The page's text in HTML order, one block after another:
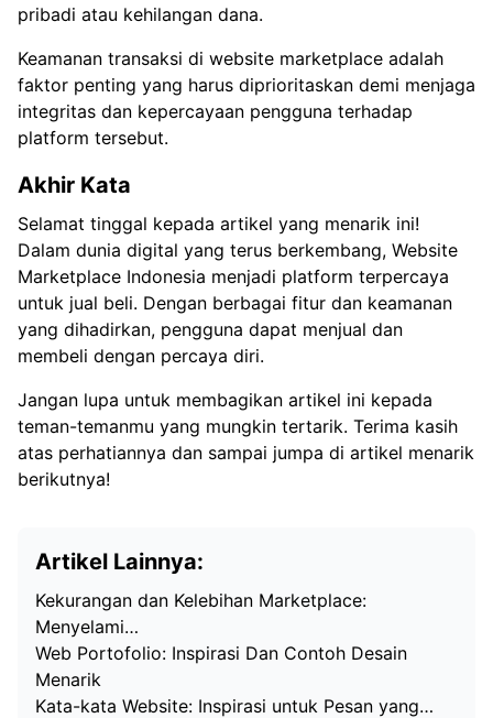
pribadi atau kehilangan dana.
Keamanan transaksi di website marketplace adalah
faktor penting yang harus diprioritaskan demi menjaga
integritas dan kepercayaan pengguna terhadap
platform tersebut.
Akhir Kata
Selamat tinggal kepada artikel yang menarik ini!
Dalam dunia digital yang terus berkembang, Website
Marketplace Indonesia menjadi platform terpercaya
untuk jual beli. Dengan berbagai fitur dan keamanan
yang dihadirkan, pengguna dapat menjual dan
membeli dengan percaya diri.
Jangan lupa untuk membagikan artikel ini kepada
teman-temanmu yang mungkin tertarik. Terima kasih
atas perhatiannya dan sampai jumpa di artikel menarik
berikutnya!
Artikel Lainnya:
Kekurangan dan Kelebihan Marketplace:
Menyelami…
Web Portofolio: Inspirasi Dan Contoh Desain
Menarik
Kata-kata Website: Inspirasi untuk Pesan yang…